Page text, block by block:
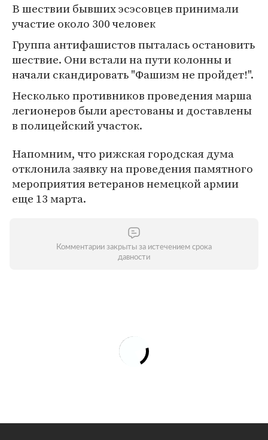
В шествии бывших эсэсовцев принимали
участие около 300 человек
Группа антифашистов пыталась остановить
шествие. Они встали на пути колонны и
начали скандировать "Фашизм не пройдет!".
Несколько противников проведения марша
легионеров были арестованы и доставлены
в полицейский участок.
Напомним, что рижская городская дума
отклонила заявку на проведения памятного
мероприятия ветеранов немецкой армии
еще 13 марта.
Комментарии закрыты за истечением срока
давности